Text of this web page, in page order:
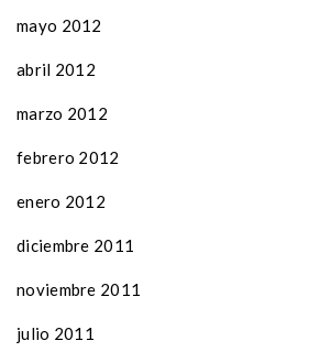
mayo 2012
abril 2012
marzo 2012
febrero 2012
enero 2012
diciembre 2011
noviembre 2011
julio 2011